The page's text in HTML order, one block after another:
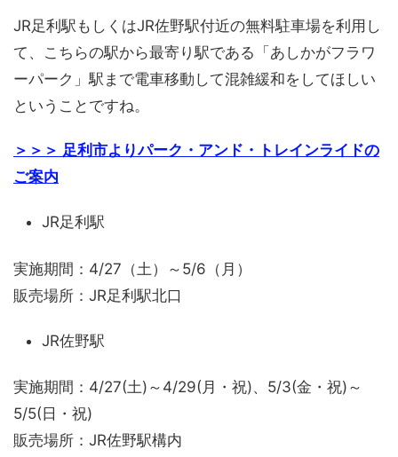
JR足利駅もしくはJR佐野駅付近の無料駐車場を利用し
て、こちらの駅から最寄り駅である「あしかがフラワ
ーパーク」駅まで電車移動して混雑緩和をしてほしい
ということですね。
＞＞＞ 足利市よりパーク・アンド・トレインライドの
ご案内
JR足利駅
実施期間：4/27（土）～5/6（月）
販売場所：JR足利駅北口
JR佐野駅
実施期間：4/27(土)～4/29(月・祝)、5/3(金・祝)～
5/5(日・祝)
販売場所：JR佐野駅構内